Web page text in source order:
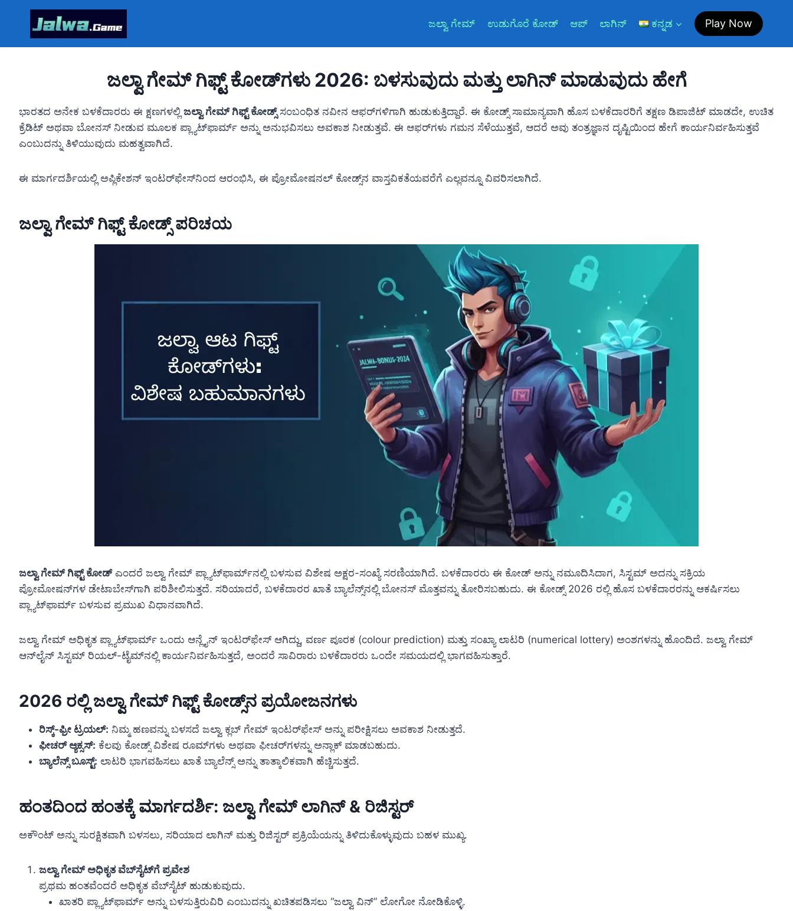
content
ಜಲ್ವಾ ಗೇಮ್ ಉಡುಗೊರೆ ಕೋಡ್ ಆಪ್ ಲಾಗಿನ್ ಕನ್ನಡ Play Now
ಜಲ್ವಾ ಗೇಮ್ ಗಿಫ್ಟ್ ಕೋಡ್‌ಗಳು 2026: ಬಳಸುವುದು ಮತ್ತು ಲಾಗಿನ್ ಮಾಡುವುದು ಹೇಗೆ
ಭಾರತದ ಅನೇಕ ಬಳಕೆದಾರರು ಈ ಕ್ಷಣಗಳಲ್ಲಿ ಜಲ್ವಾ ಗೇಮ್ ಗಿಫ್ಟ್ ಕೋಡ್ಸ್ಸಂಬಂಧಿತ ನವೀನ ಆಫರ್‌ಗಳಿಗಾಗಿ ಹುಡುಕುತ್ತಿದ್ದಾರೆ. ಈ ಕೋಡ್ಸ್ ಸಾಮಾನ್ಯವಾಗಿ ಹೊಸ ಬಳಕೆದಾರರಿಗೆ ತಕ್ಷಣ ಡಿಪಾಜಿಟ್ ಮಾಡದೇ, ಉಚಿತ
ಕ್ರೆಡಿಟ್ ಅಥವಾ ಬೋನಸ್ ನೀಡುವ ಮೂಲಕ ಪ್ಲ್ಯಾಟ್‌ಫಾರ್ಮ್ ಅನ್ನು ಅನುಭವಿಸಲು ಅವಕಾಶ ನೀಡುತ್ತವೆ. ಈ ಆಫರ್‌ಗಳು ಗಮನ ಸೆಳೆಯುತ್ತವೆ, ಆದರೆ ಅವು ತಂತ್ರಜ್ಞಾನ ದೃಷ್ಟಿಯಿಂದ ಹೇಗೆ ಕಾರ್ಯನಿರ್ವಹಿಸುತ್ತವೆ
ಎಂಬುದನ್ನು ತಿಳಿಯುವುದು ಮಹತ್ವವಾಗಿದೆ.
ಈ ಮಾರ್ಗದರ್ಶಿಯಲ್ಲಿ ಅಪ್ಲಿಕೇಶನ್ ಇಂಟರ್‌ಫೇಸ್‌ನಿಂದ ಆರಂಭಿಸಿ, ಈ ಪ್ರೋಮೋಷನಲ್ ಕೋಡ್ಸ್‌ನ ವಾಸ್ತವಿಕತೆಯವರೆಗೆ ಎಲ್ಲವನ್ನೂ ವಿವರಿಸಲಾಗಿದೆ.
ಜಲ್ವಾ ಗೇಮ್ ಗಿಫ್ಟ್ ಕೋಡ್ಸ್ ಪರಿಚಯ
ಜಲ್ವಾ ಗೇಮ್ ಗಿಫ್ಟ್ ಕೋಡ್ಎಂದರೆ ಜಲ್ವಾ ಗೇಮ್ ಪ್ಲ್ಯಾಟ್‌ಫಾರ್ಮ್‌ನಲ್ಲಿ ಬಳಸುವ ವಿಶೇಷ ಅಕ್ಷರ-ಸಂಖ್ಯೆ ಸರಣಿಯಾಗಿದೆ. ಬಳಕೆದಾರರು ಈ ಕೋಡ್ ಅನ್ನು ನಮೂದಿಸಿದಾಗ, ಸಿಸ್ಟಮ್ ಅದನ್ನು ಸಕ್ರಿಯ
ಪ್ರೋಮೋಷನ್‌ಗಳ ಡೇಟಾಬೇಸ್‌ಗಾಗಿ ಪರಿಶೀಲಿಸುತ್ತದೆ. ಸರಿಯಾದರೆ, ಬಳಕೆದಾರರ ಖಾತೆ ಬ್ಯಾಲೆನ್ಸ್‌ನಲ್ಲಿ ಬೋನಸ್ ಮೊತ್ತವನ್ನು ತೋರಿಸಬಹುದು. ಈ ಕೋಡ್ಸ್ 2026 ರಲ್ಲಿ ಹೊಸ ಬಳಕೆದಾರರನ್ನು ಆಕರ್ಷಿಸಲು
ಪ್ಲ್ಯಾಟ್‌ಫಾರ್ಮ್ ಬಳಸುವ ಪ್ರಮುಖ ವಿಧಾನವಾಗಿದೆ.
ಜಲ್ವಾ ಗೇಮ್ ಅಧಿಕೃತ ಪ್ಲ್ಯಾಟ್‌ಫಾರ್ಮ್ ಒಂದು ಆನ್ಲೈನ್ ಇಂಟರ್‌ಫೇಸ್ ಆಗಿದ್ದು, ವರ್ಣ ಪೂರಕ (colour prediction) ಮತ್ತು ಸಂಖ್ಯಾ ಲಾಟರಿ (numerical lottery) ಅಂಶಗಳನ್ನು ಹೊಂದಿದೆ. ಜಲ್ವಾ ಗೇಮ್
ಆನ್‌ಲೈನ್ ಸಿಸ್ಟಮ್ ರಿಯಲ್-ಟೈಮ್‌ನಲ್ಲಿ ಕಾರ್ಯನಿರ್ವಹಿಸುತ್ತದೆ, ಅಂದರೆ ಸಾವಿರಾರು ಬಳಕೆದಾರರು ಒಂದೇ ಸಮಯದಲ್ಲಿ ಭಾಗವಹಿಸುತ್ತಾರೆ.
2026 ರಲ್ಲಿ ಜಲ್ವಾ ಗೇಮ್ ಗಿಫ್ಟ್ ಕೋಡ್ಸ್‌ನ ಪ್ರಯೋಜನಗಳು
ರಿಸ್ಕ್-ಫ್ರೀ ಟ್ರಯಲ್: ನಿಮ್ಮ ಹಣವನ್ನು ಬಳಸದೆ ಜಲ್ವಾ ಕ್ಲಬ್ ಗೇಮ್ ಇಂಟರ್‌ಫೇಸ್ ಅನ್ನು ಪರೀಕ್ಷಿಸಲು ಅವಕಾಶ ನೀಡುತ್ತದೆ.
ಫೀಚರ್ ಆ್ಯಕ್ಸಸ್: ಕೆಲವು ಕೋಡ್ಸ್ ವಿಶೇಷ ರೂಮ್‌ಗಳು ಅಥವಾ ಫೀಚರ್‌ಗಳನ್ನು ಅನ್ಲಾಕ್ ಮಾಡಬಹುದು.
ಬ್ಯಾಲೆನ್ಸ್ ಬೂಸ್ಟ್: ಲಾಟರಿ ಭಾಗವಹಿಸಲು ಖಾತೆ ಬ್ಯಾಲೆನ್ಸ್ ಅನ್ನು ತಾತ್ಕಾಲಿಕವಾಗಿ ಹೆಚ್ಚಿಸುತ್ತದೆ.
ಹಂತದಿಂದ ಹಂತಕ್ಕೆ ಮಾರ್ಗದರ್ಶಿ: ಜಲ್ವಾ ಗೇಮ್ ಲಾಗಿನ್ & ರಿಜಿಸ್ಟರ್
ಅಕೌಂಟ್ ಅನ್ನು ಸುರಕ್ಷಿತವಾಗಿ ಬಳಸಲು, ಸರಿಯಾದ ಲಾಗಿನ್ ಮತ್ತು ರಿಜಿಸ್ಟರ್ ಪ್ರಕ್ರಿಯೆಯನ್ನು ತಿಳಿದುಕೊಳ್ಳುವುದು ಬಹಳ ಮುಖ್ಯ.
ಜಲ್ವಾ ಗೇಮ್ ಅಧಿಕೃತ ವೆಬ್‌ಸೈಟ್‌ಗೆ ಪ್ರವೇಶ
ಪ್ರಥಮ ಹಂತವೆಂದರೆ ಅಧಿಕೃತ ವೆಬ್‌ಸೈಟ್ ಹುಡುಕುವುದು.
ಖಾತರಿ ಪ್ಲ್ಯಾಟ್‌ಫಾರ್ಮ್ ಅನ್ನು ಬಳಸುತ್ತಿರುವಿರಿ ಎಂಬುದನ್ನು ಖಚಿತಪಡಿಸಲು “ಜಲ್ವಾ ವಿನ್” ಲೋಗೋ ನೋಡಿಕೊಳ್ಳಿ.